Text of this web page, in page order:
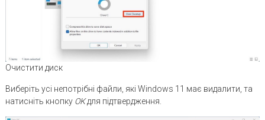
Очистити диск
Виберіть усі непотрібні файли, які Windows 11 має видалити, та
натисніть кнопку ОКдля підтвердження.